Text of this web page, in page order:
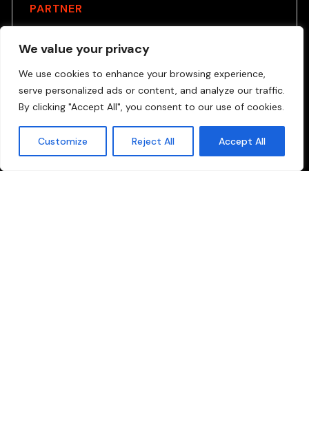
We value your privacy
We use cookies to enhance your browsing experience,
serve personalized ads or content, and analyze our traffic.
By clicking "Accept All", you consent to our use of cookies.
Customize Reject All Accept All
PARTNER